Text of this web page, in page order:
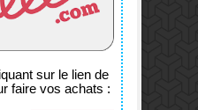
sur le lien de
faire vos achats :